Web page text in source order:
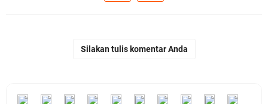
Silakan tulis komentar Anda